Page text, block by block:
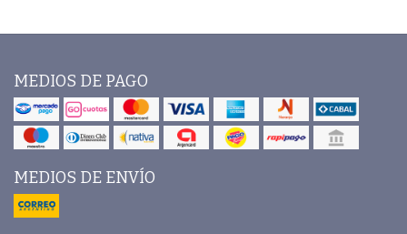
MEDIOS DE PAGO
MEDIOS DE ENVÍO